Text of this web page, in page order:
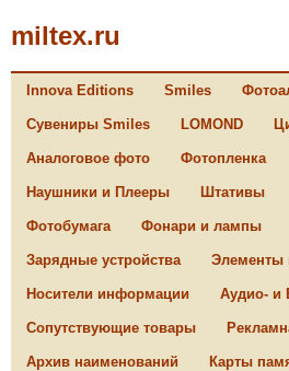
miltex.ru
Innova Editions Smiles
Сувениры Smiles LOMOND
Аналоговое фото Фотопленка
Наушники и Плееры Штативы
Фотобумага Фонари и лампы
Зарядные устройства Элементы
Носители информации Аудио- и
Сопутствующие товары
Архив наименований Карты